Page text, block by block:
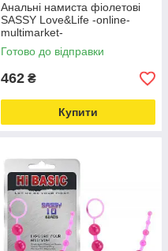
Анальні намиста фіолетові
SASSY Love&Life -online-
multimarket-
Готово до відправки
462 ₴
Купити